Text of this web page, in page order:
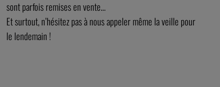
sont parfois remises en vente…
Et surtout, n’hésitez pas à nous appeler même la veille pour
le lendemain !